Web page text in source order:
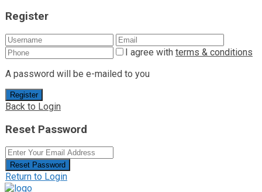
Register
I agree with terms & conditions
A password will be e-mailed to you
Register
Back to Login
Reset Password
Reset Password
Return to Login